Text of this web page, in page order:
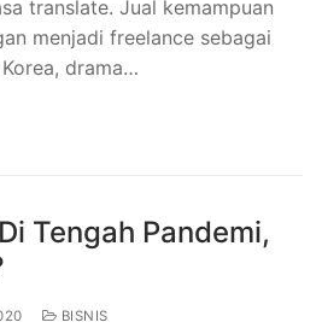
translate. Jual kemampuan
menjadi freelance sebagai
drama…
Tengah Pandemi,
BISNIS